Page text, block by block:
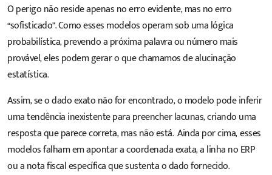
O perigo não reside apenas no erro evidente, mas no erro
“sofisticado”. Como esses modelos operam sob uma lógica
probabilística, prevendo a próxima palavra ou número mais
provável, eles podem gerar o que chamamos de alucinação
estatística.
Assim, se o dado exato não for encontrado, o modelo pode inferir
uma tendência inexistente para preencher lacunas, criando uma
resposta que parece correta, mas não está. Ainda por cima,esses
modelos falham em apontar a coordenada exata, a linha no ERP
ou a nota fiscal específica que sustenta o dado fornecido.